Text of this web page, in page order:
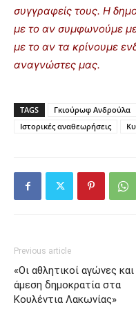
συγγραφείς τους. Η
με το αν συμφωνούμε με
με το αν τα κρίνουμε
αναγνώστες μας.
TAGS Γκιούρωφ Ανδρούλα
Ιστορικές αναθεωρήσεις
Previous article
«Οι αθλητικοί αγώνες και
άμεση δημοκρατία στα
Κουλέντια Λακωνίας»